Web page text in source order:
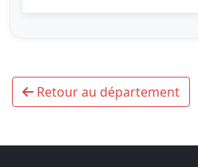
Retour au département